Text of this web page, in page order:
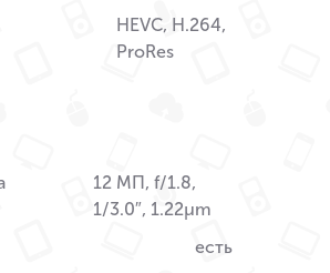
HEVC, H.264,
ProRes
12 МП, f/1.8,
1/3.0″, 1.22µm
есть